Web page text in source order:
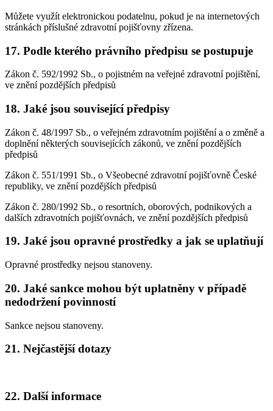
Můžete využít elektronickou podatelnu, pokud je na internetových
stránkách příslušné zdravotní pojišťovny zřízena.
17. Podle kterého právního předpisu se postupuje
Zákon č. 592/1992 Sb., o pojistném na veřejné zdravotní pojištění,
ve znění pozdějších předpisů
18. Jaké jsou související předpisy
Zákon č. 48/1997 Sb., o veřejném zdravotním pojištění a o změně a
doplnění některých souvisejících zákonů, ve znění pozdějších
předpisů
Zákon č. 551/1991 Sb., o Všeobecné zdravotní pojišťovně České
republiky, ve znění pozdějších předpisů
Zákon č. 280/1992 Sb., o resortních, oborových, podnikových a
dalších zdravotních pojišťovnách, ve znění pozdějších předpisů
19. Jaké jsou opravné prostředky a jak se uplatňují
Opravné prostředky nejsou stanoveny.
20. Jaké sankce mohou být uplatněny v případě
nedodržení povinností
Sankce nejsou stanoveny.
21. Nejčastější dotazy
22. Další informace